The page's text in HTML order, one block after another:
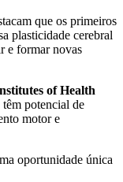
que os primeiros
plasticidade cerebral
e formar novas
of Health
têm potencial de
motor e
oportunidade única